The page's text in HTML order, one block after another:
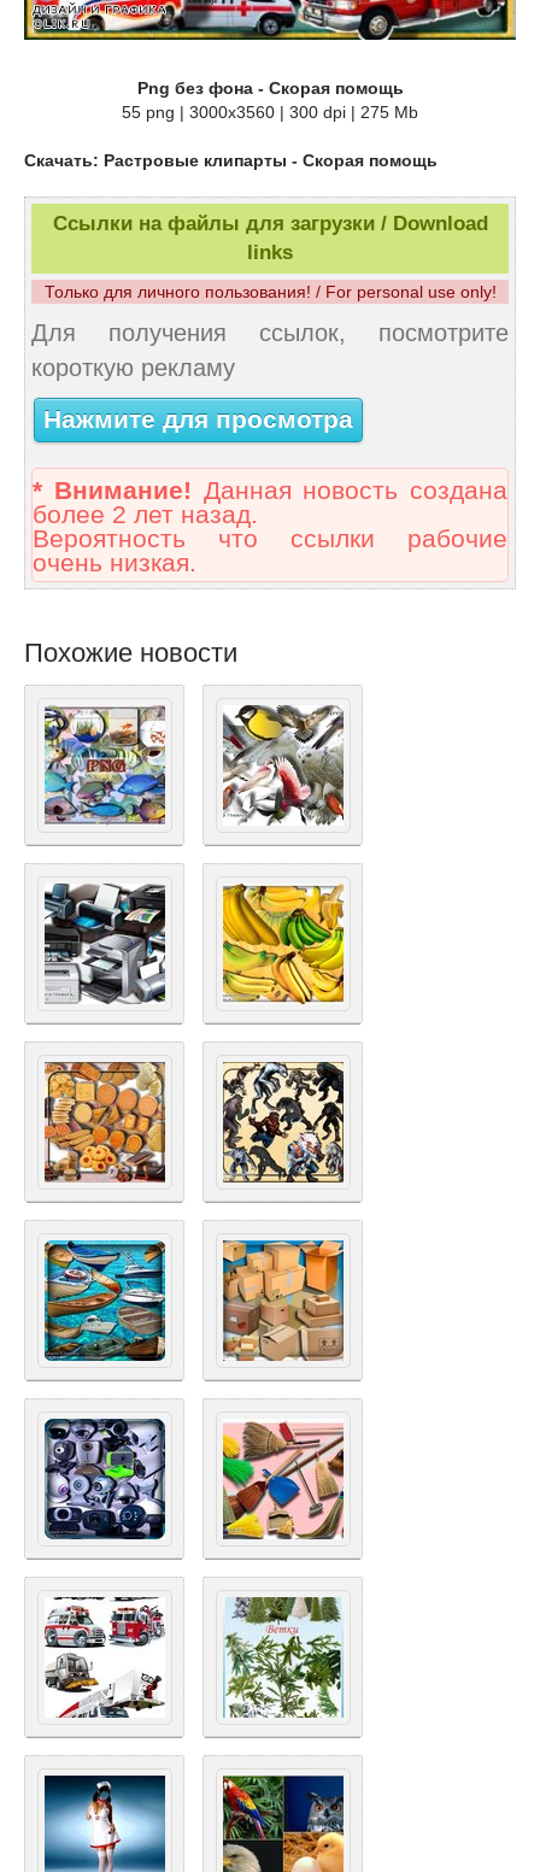
Png без фона - Скорая помощь
55 png | 3000х3560 | 300 dpi | 275 Mb
Скачать: Растровые клипарты - Скорая помощь
Ссылки на файлы для загрузки / Download
links
Только для личного пользования! / For personal use only!
Для получения ссылок, посмотрите
короткую рекламу
Нажмите для просмотра
* Внимание! Данная новость создана
более 2 лет назад.
Вероятность что ссылки рабочие
очень низкая.
Похожие новости